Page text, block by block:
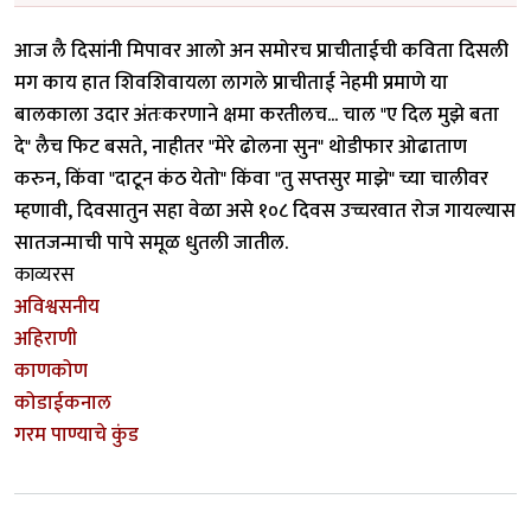
आज लै दिसांनी मिपावर आलो अन समोरच प्राचीताईची कविता दिसली
मग काय हात शिवशिवायला लागले प्राचीताई नेहमी प्रमाणे या
बालकाला उदार अंतःकरणाने क्षमा करतीलच... चाल "ए दिल मुझे बता
दे" लैच फिट बसते, नाहीतर "मेरे ढोलना सुन" थोडीफार ओढाताण
करुन, किंवा "दाटून कंठ येतो" किंवा "तु सप्तसुर माझे" च्या चालीवर
म्हणावी, दिवसातुन सहा वेळा असे १०८ दिवस उच्चरवात रोज गायल्यास
सातजन्माची पापे समूळ धुतली जातील.
काव्यरस
अविश्वसनीय
अहिराणी
काणकोण
कोडाईकनाल
गरम पाण्याचे कुंड